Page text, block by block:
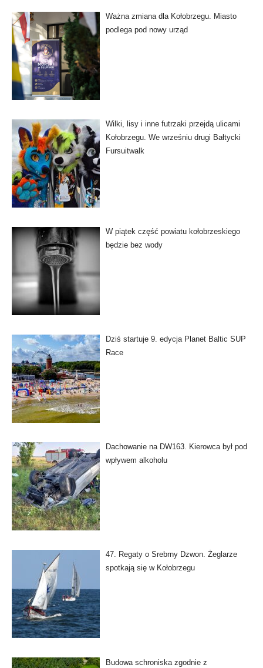
Ważna zmiana dla Kołobrzegu. Miasto
podlega pod nowy urząd
Wilki, lisy i inne futrzaki przejdą ulicami
Kołobrzegu. We wrześniu drugi Bałtycki
Fursuitwalk
W piątek część powiatu kołobrzeskiego
będzie bez wody
Dziś startuje 9. edycja Planet Baltic SUP
Race
Dachowanie na DW163. Kierowca był pod
wpływem alkoholu
47. Regaty o Srebrny Dzwon. Żeglarze
spotkają się w Kołobrzegu
Budowa schroniska zgodnie z